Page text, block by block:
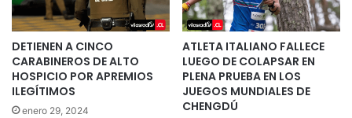
DETIENEN A CINCO
CARABINEROS DE ALTO
HOSPICIO POR APREMIOS
ILEGÍTIMOS
enero 29, 2024
ATLETA ITALIANO FALLECE
LUEGO DE COLAPSAR EN
PLENA PRUEBA EN LOS
JUEGOS MUNDIALES DE
CHENGDÚ